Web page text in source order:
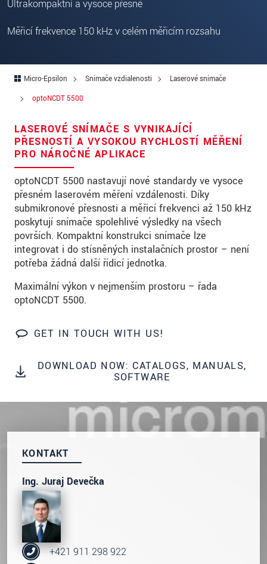
Ultrakompaktní a vysoce přesné
Měřicí frekvence 150 kHz v celém měřicím rozsahu
Micro-Epsilon Snímače vzdialenosti
Laserové snímače
optoNCDT 5500
LASEROVÉ SNÍMAČE S VYNIKAJÍCÍ
PŘESNOSTÍ A VYSOKOU RYCHLOSTÍ MĚŘENÍ
PRO NÁROČNÉ APLIKACE
optoNCDT 5500 nastavují nové standardy ve vysoce
přesném laserovém měření vzdálenosti. Díky
submikronové přesnosti a měřicí frekvenci až 150 kHz
poskytují snímače spolehlivé výsledky na všech
površích. Kompaktní konstrukci snímače lze
integrovat i do stísněných instalačních prostor – není
potřeba žádná další řídicí jednotka.
Maximální výkon v nejmenším prostoru – řada
optoNCDT 5500.
GET IN TOUCH WITH US!
DOWNLOAD NOW: CATALOGS, MANUALS,
SOFTWARE
KONTAKT
Ing. Juraj Devečka
+421 911 298 922
PSČ
Mesto*
Krajina*
Vaša správa *
Please keep me informed about product
innovations by e-mail.
* Povinné informace
S vašimi údaji zacházíme důvěrně. Přečtěte si
prohlášení o ochraně osobních údajů
ODOSLAŤ SPRÁVU